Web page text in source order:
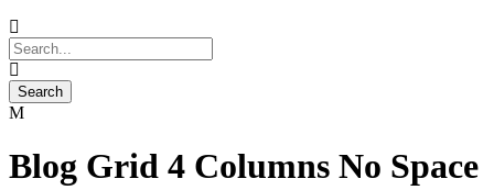
Blog Grid 4 Columns No Space